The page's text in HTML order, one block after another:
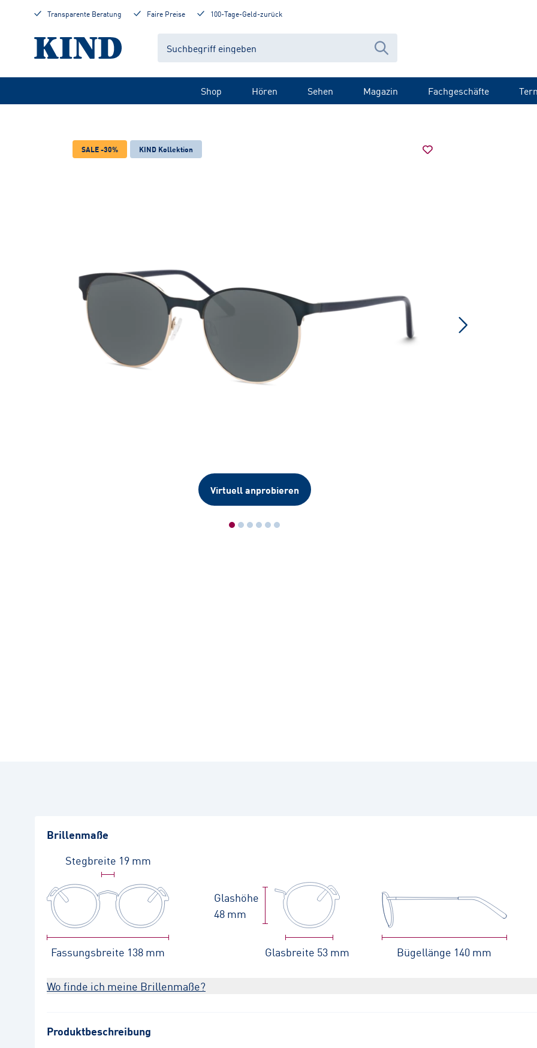
Transparente Beratung Faire Preise 100-Tage-Geld-zurück
Shop Hören Sehen Magazin Fachgeschäfte
SALE -30% KIND Kollektion
Virtuell anprobieren
Brillenmaße
Stegbreite 19 mm
Fassungsbreite 138 mm Glasbreite 53 mm
Glashöhe
48 mm
Bügellänge 140 mm
Wo finde ich meine Brillenmaße?
Produktbeschreibung